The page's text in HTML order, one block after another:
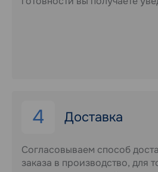
4 Доставка
Согласовываем способ
заказа в производство, для